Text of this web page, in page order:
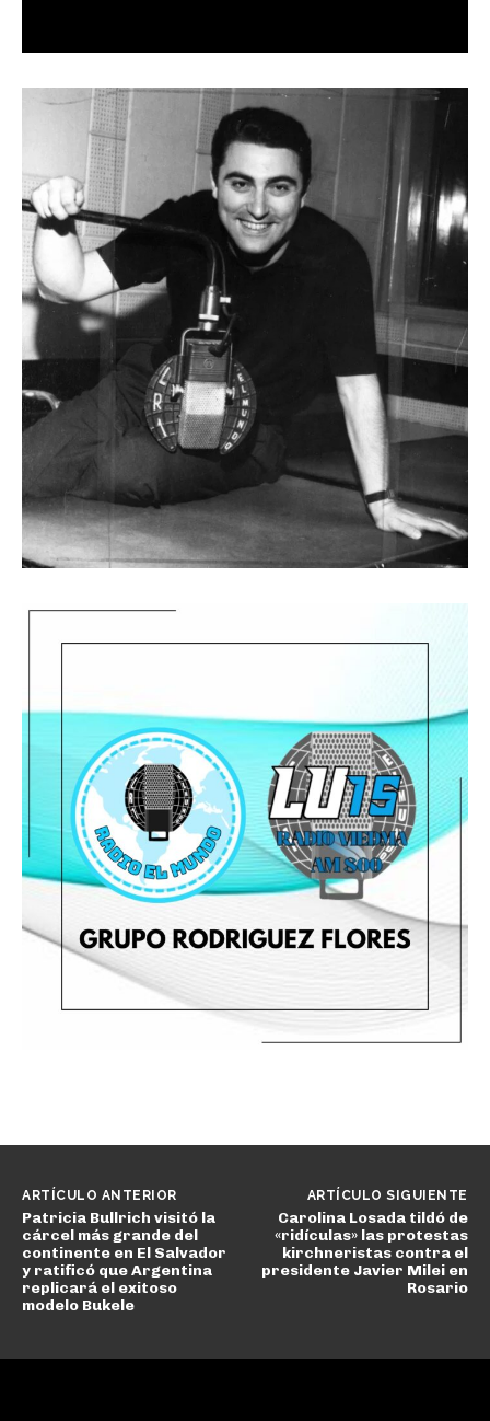
ARTÍCULO ANTERIOR
Patricia Bullrich visitó la
cárcel más grande del
continente en El Salvador
y ratificó que Argentina
replicará el exitoso
modelo Bukele
ARTÍCULO SIGUIENTE
Carolina Losada tildó de
«ridículas» las protestas
kirchneristas contra el
presidente Javier Milei en
Rosario